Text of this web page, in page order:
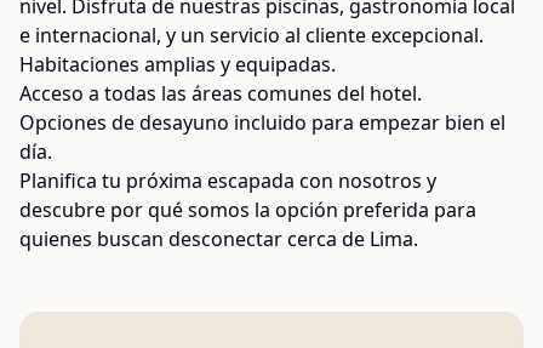
nivel. Disfruta de nuestras piscinas, gastronomía local
e internacional, y un servicio al cliente excepcional.
Habitaciones amplias y equipadas.
Acceso a todas las áreas comunes del hotel.
Opciones de desayuno incluido para empezar bien el
día.
Planifica tu próxima escapada con nosotros y
descubre por qué somos la opción preferida para
quienes buscan desconectar cerca de Lima.